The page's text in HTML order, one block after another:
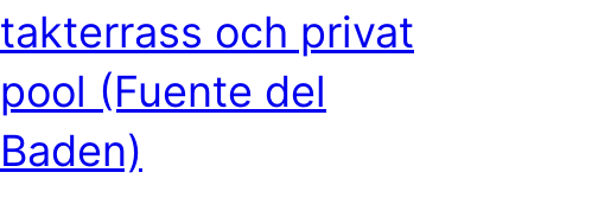
takterrass och privat
pool (Fuente del
Baden)